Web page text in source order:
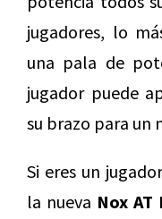
jugadores, lo
una pala de
jugador puede
su brazo para un
Si eres un
la nueva Nox